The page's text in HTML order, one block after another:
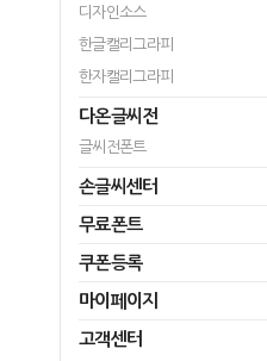
디자인소스
한글캘리그라피
한자캘리그라피
다온글씨전
글씨전폰트
손글씨센터
무료폰트
쿠폰등록
마이페이지
고객센터